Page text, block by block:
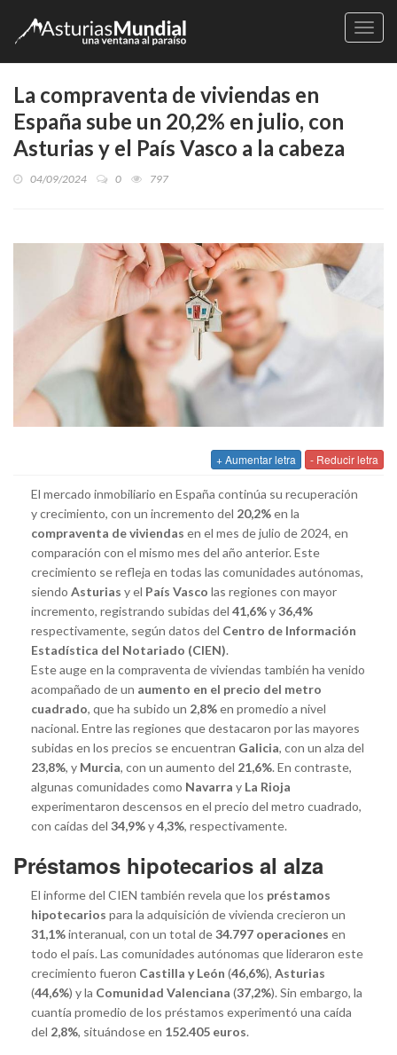
La compraventa de viviendas en
España sube un 20,2% en julio, con
Asturias y el País Vasco a la cabeza
04/09/2024 0 797
+ Aumentar letra - Reducir letra
El mercado inmobiliario en España continúa su recuperación
y crecimiento, con un incremento del 20,2%en la
compraventa de viviendas en el mes de julio de 2024, en
comparación con el mismo mes del año anterior. Este
crecimiento se refleja en todas las comunidades autónomas,
siendo Asturias y el País Vasco las regiones con mayor
incremento, registrando subidas del 41,6%y36,4%
respectivamente, según datos del Centro de Información
Estadística del Notariado (CIEN).
Este auge en la compraventa de viviendas también ha venido
acompañado de un aumento en el precio del metro
cuadrado, que ha subido un 2,8%en promedio a nivel
nacional. Entre las regiones que destacaron por las mayores
subidas en los precios se encuentran Galicia, con un alza del
23,8%, y Murcia, con un aumento del 21,6%. En contraste,
algunas comunidades como Navarra y La Rioja
experimentaron descensos en el precio del metro cuadrado,
con caídas del 34,9%y4,3%, respectivamente.
Préstamos hipotecarios al alza
El informe del CIEN también revela que los préstamos
hipotecarios para la adquisición de vivienda crecieron un
31,1%interanual, con un total de34.797 operaciones en
todo el país. Las comunidades autónomas que lideraron este
crecimiento fueron Castilla y León (46,6%), Asturias
(44,6%) y la Comunidad Valenciana (37,2%). Sin embargo, la
cuantía promedio de los préstamos experimentó una caída
del 2,8%, situándose en 152.405 euros.